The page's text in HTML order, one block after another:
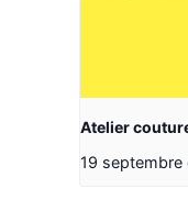
Atelier
19 septembre